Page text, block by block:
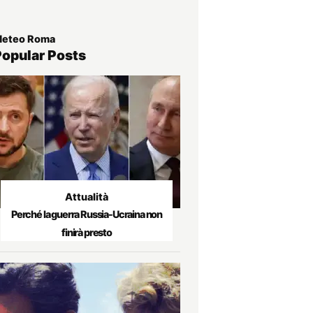
Roma
Posts
Attualità
Perché la guerra Russia-Ucraina non
finirà presto